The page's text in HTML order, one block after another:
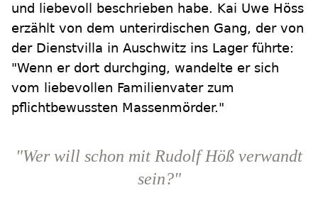
und liebevoll beschrieben habe. Kai Uwe Höss
erzählt von dem unterirdischen Gang, der von
der Dienstvilla in Auschwitz ins Lager führte:
"Wenn er dort durchging, wandelte er sich
vom liebevollen Familienvater zum
pflichtbewussten Massenmörder."
"Wer will schon mit Rudolf Höß verwandt
sein?"